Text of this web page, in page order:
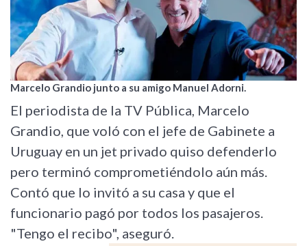
Marcelo Grandio junto a su amigo Manuel Adorni.
El periodista de la TV Pública, Marcelo
Grandio, que voló con el jefe de Gabinete a
Uruguay en un jet privado quiso defenderlo
pero terminó comprometiéndolo aún más.
Contó que lo invitó a su casa y que el
funcionario pagó por todos los pasajeros.
"Tengo el recibo", aseguró.